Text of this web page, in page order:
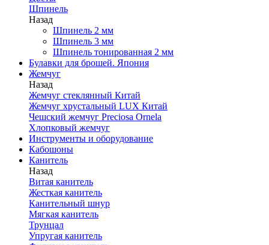
Шпинель
Назад
Шпинель 2 мм
Шпинель 3 мм
Шпинель тонированная 2 мм
Булавки для брошей. Япония
Жемчуг
Назад
Жемчуг стеклянный Китай
Жемчуг хрустальный LUX Китай
Чешский жемчуг Preciosa Ornela
Хлопковый жемчуг
Инструменты и оборудование
Кабошоны
Канитель
Назад
Витая канитель
Жесткая канитель
Канительный шнур
Мягкая канитель
Трунцал
Упругая канитель